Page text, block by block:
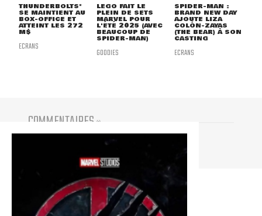
THUNDERBOLTS*
SE MAINTIENT AU
BOX-OFFICE ET
ATTEINT LES 272
M$
ECRANS
LEGO FAIT LE
PLEIN DE SETS
MARVEL POUR
L'ÉTÉ 2025 (AVEC
BEAUCOUP DE
SPIDER-MAN)
GOODIES
SPIDER-MAN :
BRAND NEW DAY
AJOUTE LIZA
COLÓN-ZAYAS
(THE BEAR) À SON
CASTING
ECRANS
COMMENTAIRES (0)